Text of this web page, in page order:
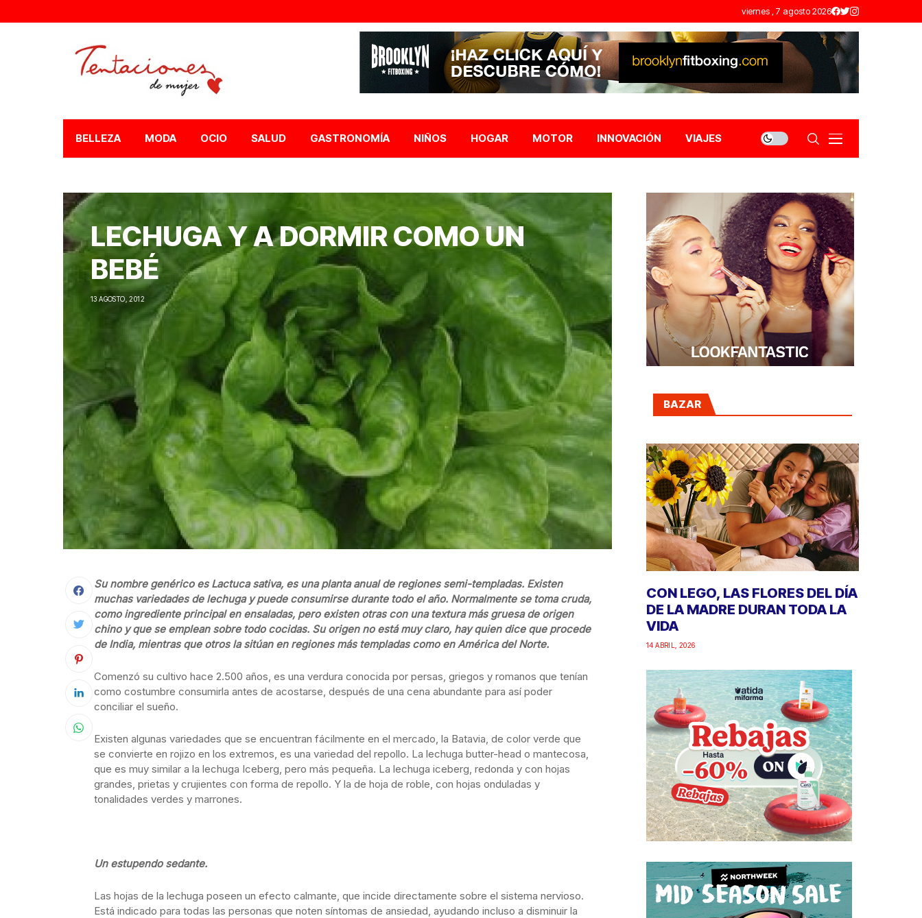
viernes , 7 agosto 2026
BELLEZA MODA OCIO SALUD GASTRONOMÍA NIÑOS HOGAR MOTOR INNOVACIÓN VIAJES
LECHUGA Y A DORMIR COMO UN
BEBÉ
13 AGOSTO, 2012
Su nombre genérico es Lactuca sativa, es una planta anual de regiones semi-templadas. Existen
muchas variedades de lechuga y puede consumirse durante todo el año. Normalmente se toma cruda,
como ingrediente principal en ensaladas, pero existen otras con una textura más gruesa de origen
chino y que se emplean sobre todo cocidas. Su origen no está muy claro, hay quien dice que procede
de India, mientras que otros la sitúan en regiones más templadas como en América del Norte.
Comenzó su cultivo hace 2.500 años, es una verdura conocida por persas, griegos y romanos que tenían
como costumbre consumirla antes de acostarse, después de una cena abundante para así poder
conciliar el sueño.
Existen algunas variedades que se encuentran fácilmente en el mercado, la Batavia, de color verde que
se convierte en rojizo en los extremos, es una variedad del repollo. La lechuga butter-head o mantecosa,
que es muy similar a la lechuga Iceberg, pero más pequeña. La lechuga iceberg, redonda y con hojas
grandes, prietas y crujientes con forma de repollo. Y la de hoja de roble, con hojas onduladas y
tonalidades verdes y marrones.
Un estupendo sedante.
Las hojas de la lechuga poseen un efecto calmante, que incide directamente sobre el sistema nervioso.
Está indicado para todas las personas que noten síntomas de ansiedad, ayudando incluso a disminuir la
BAZAR
CON LEGO, LAS FLORES DEL DÍA
DE LA MADRE DURAN TODA LA
VIDA
14 ABRIL, 2026